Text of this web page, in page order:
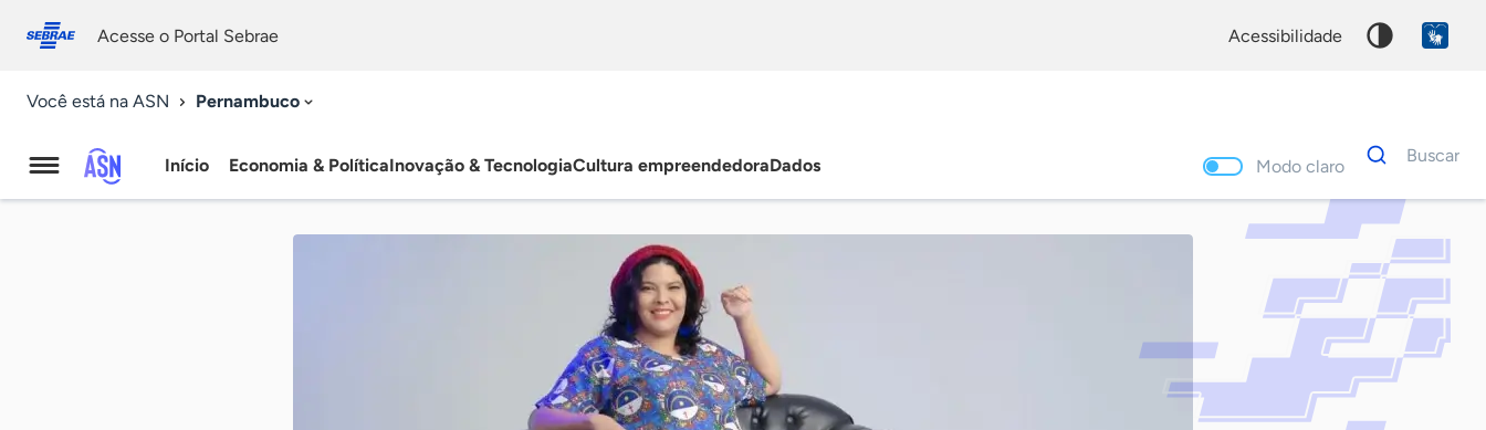
conosco
Acesse o Portal Sebrae acessibilidade
Você está na ASN Pernambuco
Agência
Início Economia & PolíticaInovação & TecnologiaCultura empreendedoraDados Modo claro
Dados
para
Buscar
Palavra
chave